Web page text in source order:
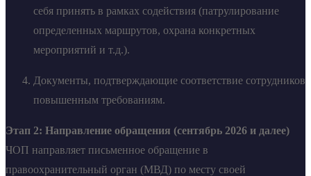
себя принять в рамках содействия (патрулирование
определенных маршрутов, охрана конкретных
мероприятий и т.д.).
Документы, подтверждающие соответствие сотрудников
повышенным требованиям.
Этап 2: Направление обращения (сентябрь 2026 и далее)
ЧОП направляет письменное обращение в
правоохранительный орган (МВД) по месту своей